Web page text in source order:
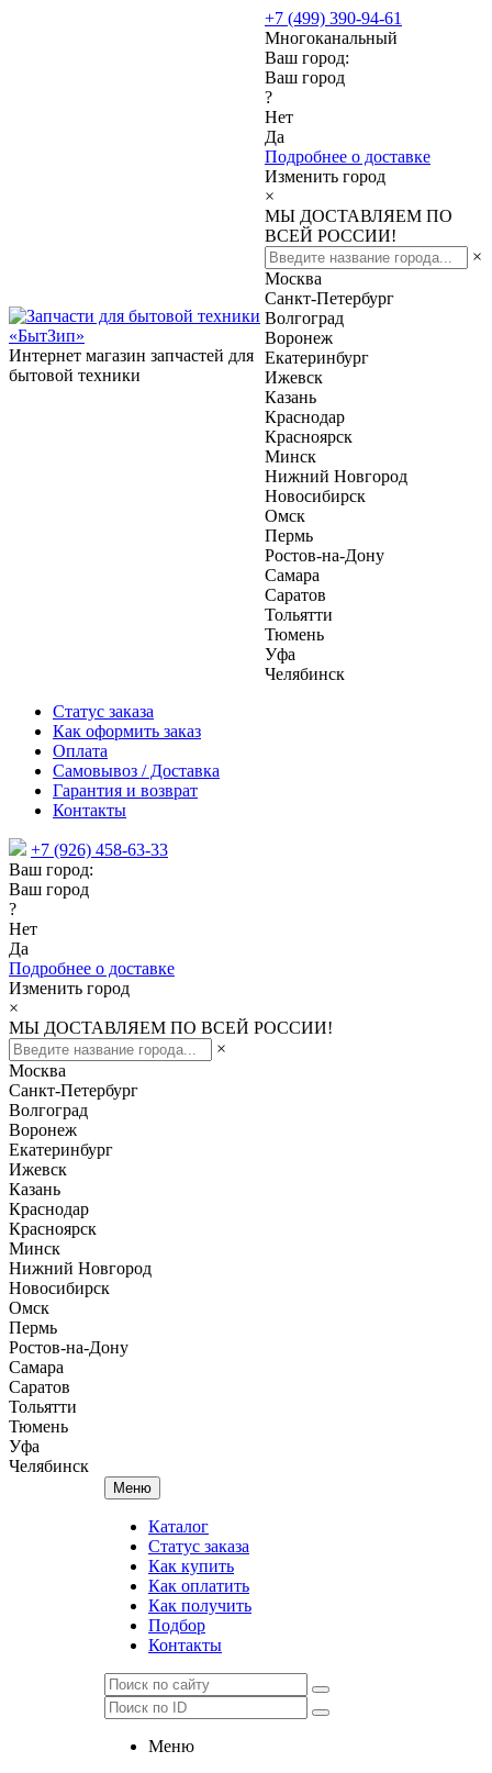
Интернет магазин запчастей для
бытовой техники
+7 (499) 390-94-61
Многоканальный
Ваш город:
Ваш город
?
Нет
Да
Подробнее о доставке
Изменить город
×
МЫ ДОСТАВЛЯЕМ ПО
ВСЕЙ РОССИИ!
×
Москва
Санкт-Петербург
Волгоград
Воронеж
Екатеринбург
Ижевск
Казань
Краснодар
Красноярск
Минск
Нижний Новгород
Новосибирск
Омск
Пермь
Ростов-на-Дону
Самара
Саратов
Тольятти
Тюмень
Уфа
Челябинск
Статус заказа
Как оформить заказ
Оплата
Самовывоз / Доставка
Гарантия и возврат
Контакты
+7 (926) 458-63-33
Ваш город:
Ваш город
?
Нет
Да
Подробнее о доставке
Изменить город
×
МЫ ДОСТАВЛЯЕМ ПО ВСЕЙ РОССИИ!
×
Москва
Санкт-Петербург
Волгоград
Воронеж
Екатеринбург
Ижевск
Казань
Краснодар
Красноярск
Минск
Нижний Новгород
Новосибирск
Омск
Пермь
Ростов-на-Дону
Самара
Саратов
Тольятти
Тюмень
Уфа
Челябинск
Меню
Каталог
Статус заказа
Как купить
Как оплатить
Как получить
Подбор
Контакты
Меню